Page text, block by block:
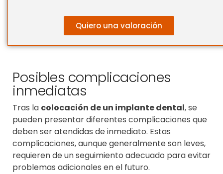
Quiero una valoración
Posibles complicaciones
inmediatas
Tras la colocación de un implante dental, se
pueden presentar diferentes complicaciones que
deben ser atendidas de inmediato. Estas
complicaciones, aunque generalmente son leves,
requieren de un seguimiento adecuado para evitar
problemas adicionales en el futuro.